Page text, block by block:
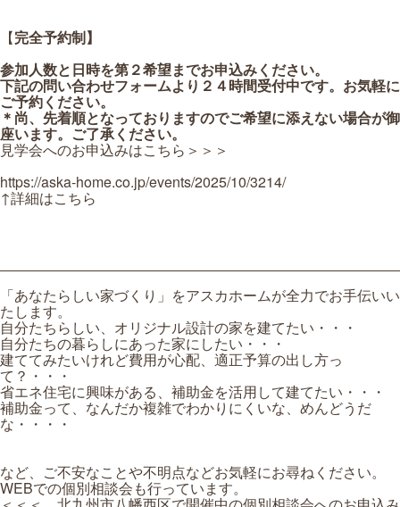
【完全予約制】
参加人数と日時を第２希望までお申込みください。
下記の問い合わせフォームより２４時間受付中です。お気軽に
ご予約ください。
＊尚、先着順となっておりますのでご希望に添えない場合が御
座います。ご了承ください。
見学会へのお申込みはこちら＞＞＞
https://aska-home.co.jp/events/2025/10/3214/
↑詳細はこちら
「あなたらしい家づくり」をアスカホームが全力でお手伝いい
たします。
自分たちらしい、オリジナル設計の家を建てたい・・・
自分たちの暮らしにあった家にしたい・・・
建ててみたいけれど費用が心配、適正予算の出し方っ
て？・・・
省エネ住宅に興味がある、補助金を活用して建てたい・・・
補助金って、なんだか複雑でわかりにくいな、めんどうだ
な・・・・
など、ご不安なことや不明点などお気軽にお尋ねください。
WEBでの個別相談会も行っています。